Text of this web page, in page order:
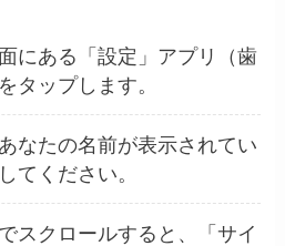
にある「設定」アプリ（歯
タップします。
なたの名前が表示されてい
てください。
スクロールすると、「サイ